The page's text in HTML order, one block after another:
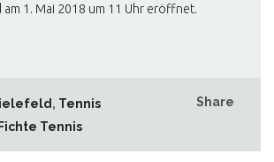
am 1. Mai 2018 um 11 Uhr eröffnet.
, Tennis
Tennis
Share